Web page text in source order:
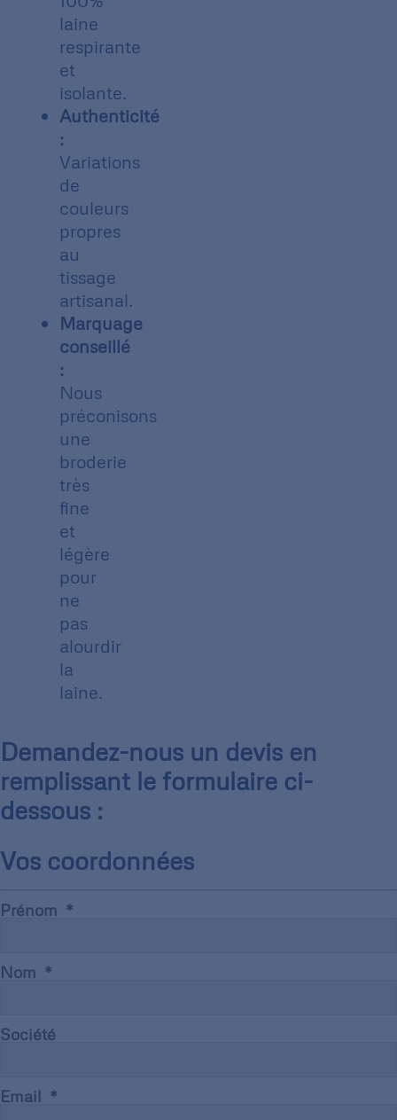
laine
respirante
et
isolante.
Authenticité
:
Variations
de
couleurs
propres
au
tissage
artisanal.
Marquage
conseillé
:
Nous
préconisons
une
broderie
très
fine
et
légère
pour
ne
pas
alourdir
la
laine.
Demandez-nous un devis en
remplissant le formulaire ci-
dessous :
Vos coordonnées
Prénom
Nom
Société
Email